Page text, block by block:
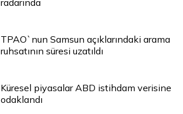
radarında
TPAO`nun Samsun açıklarındaki arama
ruhsatının süresi uzatıldı
Küresel piyasalar ABD istihdam verisine
odaklandı